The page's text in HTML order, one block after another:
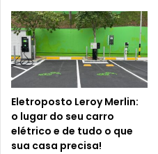
Eletroposto Leroy Merlin:
o lugar do seu carro
elétrico e de tudo o que
sua casa precisa!